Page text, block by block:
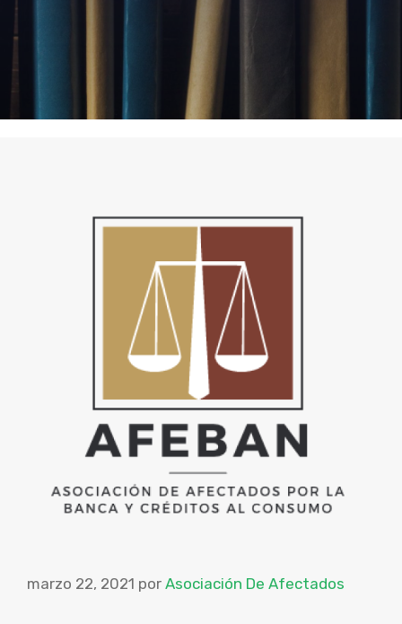
marzo 22, 2021 por Asociación De Afectados